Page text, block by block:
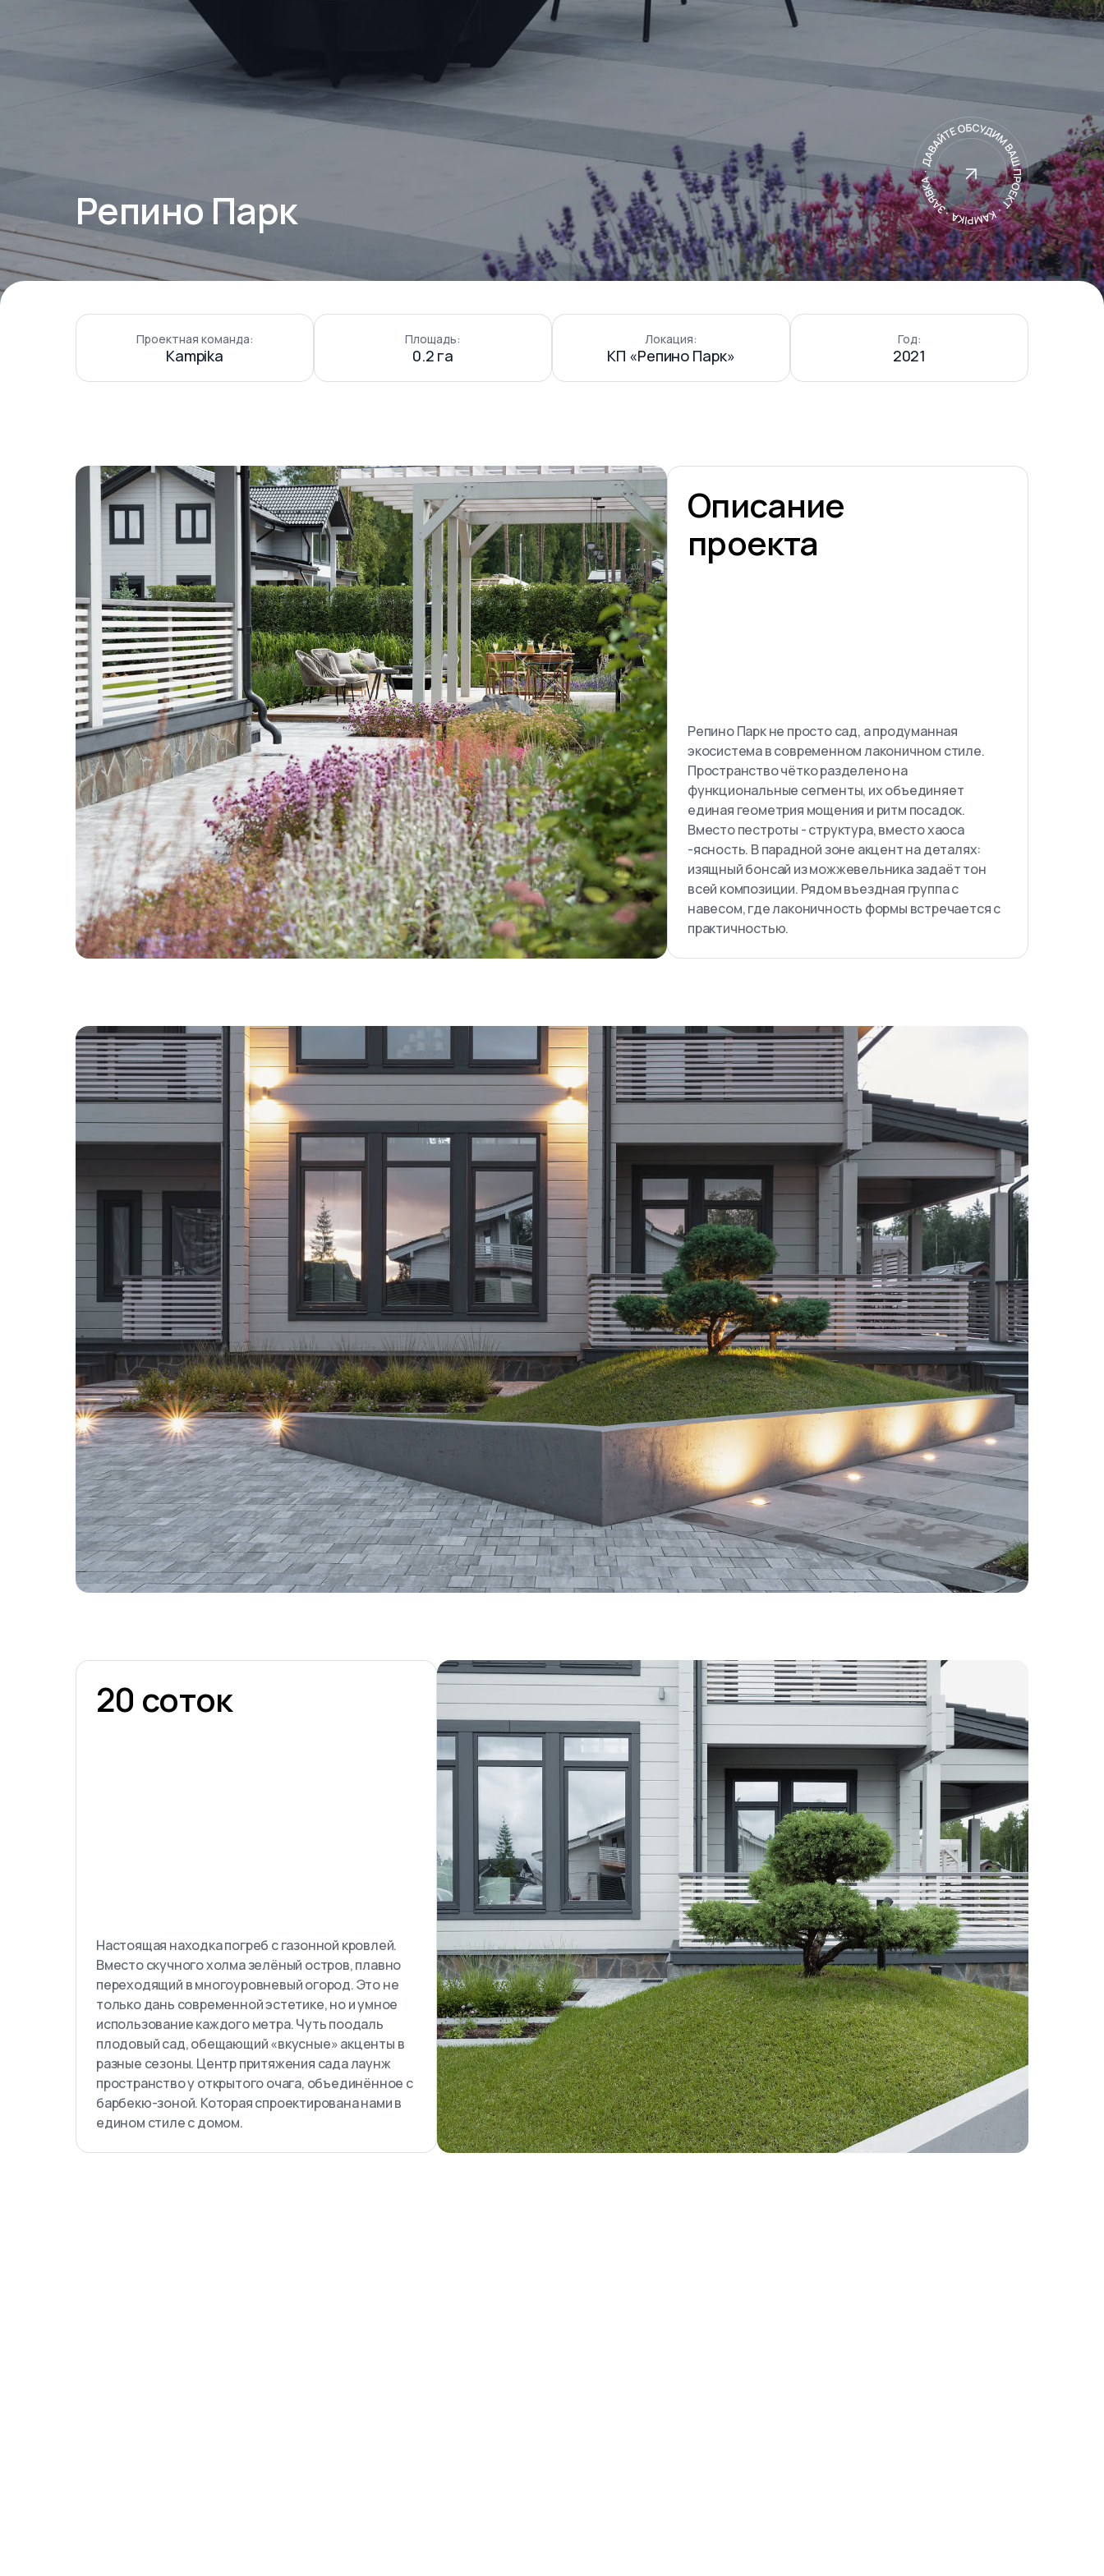
Репино Парк
Проектная команда:
Kampika
Площадь:
0.2 га
Локация:
КП «Репино Парк»
Год:
2021
Описание
проекта
Репино Парк не просто сад, а продуманная
экосистема в современном лаконичном стиле.
Пространство чётко разделено на
функциональные сегменты, их объединяет
единая геометрия мощения и ритм посадок.
Вместо пестроты - структура, вместо хаоса
-ясность. В парадной зоне акцент на деталях:
изящный бонсай из можжевельника задаёт тон
всей композиции. Рядом въездная группа с
навесом, где лаконичность формы встречается с
практичностью.
20 соток
Настоящая находка погреб с газонной кровлей.
Вместо скучного холма зелёный остров, плавно
переходящий в многоуровневый огород. Это не
только дань современной эстетике, но и умное
использование каждого метра. Чуть поодаль
плодовый сад, обещающий «вкусные» акценты в
разные сезоны. Центр притяжения сада лаунж
пространство у открытого очага, объединённое с
барбекю-зоной. Которая спроектирована нами в
едином стиле с домом.